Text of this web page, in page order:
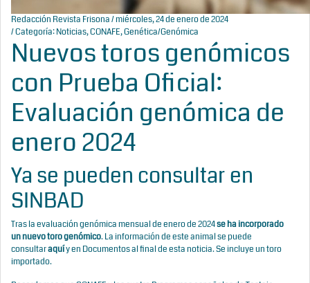
Redacción Revista Frisona/ miércoles, 24 de enero de 2024
/ Categoría:Noticias,CONAFE,Genética/Genómica
Nuevos toros genómicos
con Prueba Oficial:
Evaluación genómica de
enero 2024
Ya se pueden consultar en
SINBAD
Tras la evaluación genómica mensual de enero de 2024se ha incorporado
un nuevo toro genómico. La información de este animal se puede
consultaraquíy en Documentos al final de esta noticia. Se incluye un toro
importado.